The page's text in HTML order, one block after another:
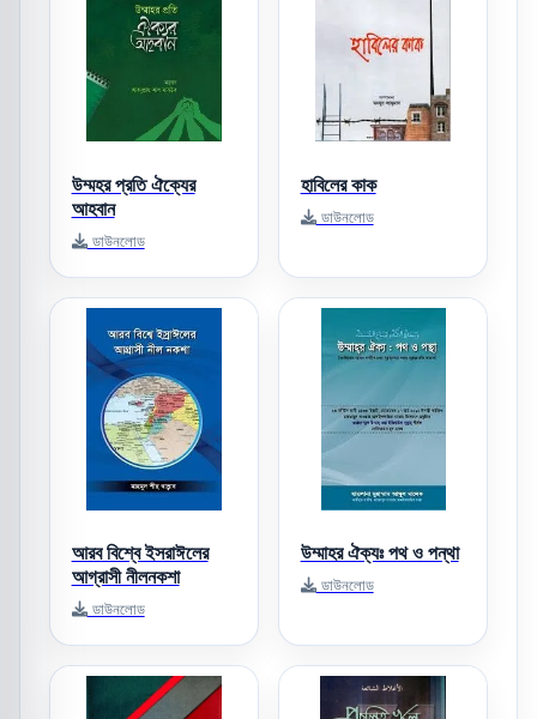
উম্মহর প্রতি ঐক্যের
আহবান
ডাউনলোড
হাবিলের কাক
ডাউনলোড
আরব বিশ্বে ইসরাঈলের
আগ্রাসী নীলনকশা
ডাউনলোড
উম্মাহর ঐক্যঃ পথ ও পন্থা
ডাউনলোড